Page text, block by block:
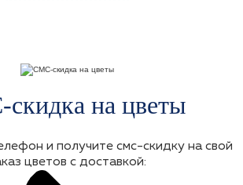
на цветы
и получите смс-скидку на свой
цветов с доставкой: